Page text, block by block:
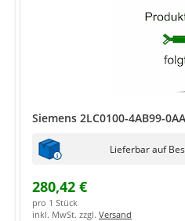
Siemens 2LC0100-4AB99-
Lieferbar auf
280,42 €
pro 1 Stück
inkl. MwSt. zzgl. Versand